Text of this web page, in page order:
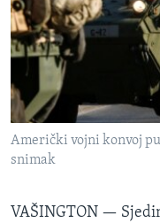
SPORT
INTERVJU
Američki vojni konvoj
snimak
VAŠINGTON —